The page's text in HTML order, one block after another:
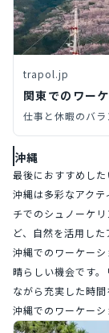
trapol.jp
関東でのワー
仕事と休暇のバ
んか？そんなあ
は関東には、ワー
んです。この記事
充実したライフ
沖縄
最後におすすめした
沖縄は多彩なアク
チでのシュノーケ
ど、自然を活用した
沖縄でのワーケー
晴らしい機会です
ながら充実した時間
沖縄でのワーケーシ